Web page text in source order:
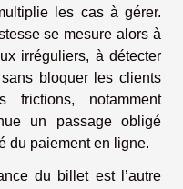
les cas à gérer.
se mesure alors à
irréguliers, à détecter
bloquer les clients
notamment
un passage obligé
du paiement en ligne.
du billet est l’autre